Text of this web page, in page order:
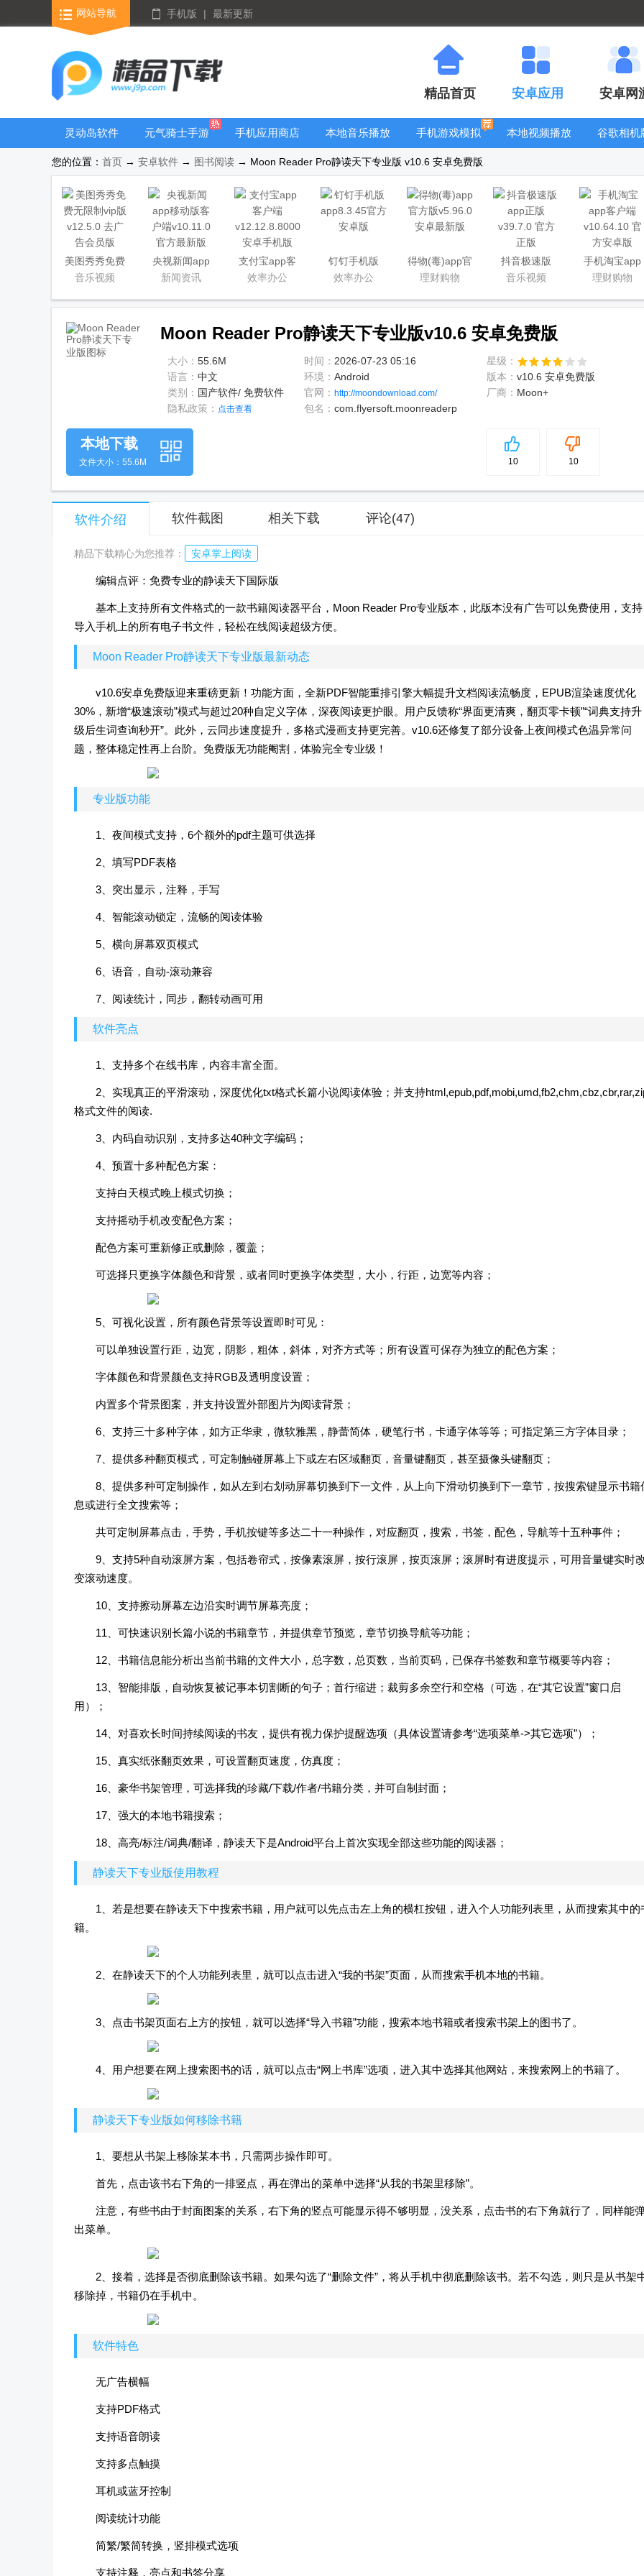
网站导航 手机版 | 最新更新
精品首页 安卓应用 安卓网
灵动岛软件
元气骑士手游
手机应用商店
本地音乐播放
手机游戏模拟
器安卓版合集
本地视频播放
谷歌相机
您的位置： 首页 → 安卓软件 → 图书阅读 → Moon Reader Pro静读天下专业版 v10.6 安卓免费版
美图秀秀免费
无限制vip版
音乐视频
央视新闻app
移动版客户端
新闻资讯
支付宝app客
户端
效率办公
钉钉手机版
app
效率办公
得物(毒)app官
方版
理财购物
抖音极速版
app正版
音乐视频
手机淘宝app
客户端
理财购物
Moon Reader Pro静读天下专业版v10.6 安卓免费版
大小： 55.6M 时间： 2026-07-23 05:16
星级：
语言： 中文 环境： Android 版本： v10.6 安卓免费版
类别： 国产软件/ 免费软件 官网： http://moondownload.com/ 厂商： Moon+
隐私政策： 点击查看 包名： com.flyersoft.moonreaderp
5
10 10
本地下载
文件大小：55.6M
软件介绍 软件截图 相关下载 评论(47)
精品下载精心为您推荐： 安卓掌上阅读
编辑点评：免费专业的静读天下国际版
基本上支持所有文件格式的一款书籍阅读器平台，Moon Reader Pro专业版本，此版本没有广告可以免费使用，支持
导入手机上的所有电子书文件，轻松在线阅读超级方便。
Moon Reader Pro静读天下专业版最新动态
v10.6安卓免费版迎来重磅更新！功能方面，全新PDF智能重排引擎大幅提升文档阅读流畅度，EPUB渲染速度优化
30%，新增“极速滚动”模式与超过20种自定义字体，深夜阅读更护眼。用户反馈称“界面更清爽，翻页零卡顿”“词典支持升
级后生词查询秒开”。此外，云同步速度提升，多格式漫画支持更完善。v10.6还修复了部分设备上夜间模式色温异常问
题，整体稳定性再上台阶。免费版无功能阉割，体验完全专业级！
专业版功能
1、夜间模式支持，6个额外的pdf主题可供选择
2、填写PDF表格
3、突出显示，注释，手写
4、智能滚动锁定，流畅的阅读体验
5、横向屏幕双页模式
6、语音，自动-滚动兼容
7、阅读统计，同步，翻转动画可用
软件亮点
1、支持多个在线书库，内容丰富全面。
2、实现真正的平滑滚动，深度优化txt格式长篇小说阅读体验；并支持
格式文件的阅读.
3、内码自动识别，支持多达40种文字编码；
4、预置十多种配色方案：
支持白天模式晚上模式切换；
支持摇动手机改变配色方案；
配色方案可重新修正或删除，覆盖；
可选择只更换字体颜色和背景，或者同时更换字体类型，大小，行距，边宽等内容；
5、可视化设置，所有颜色背景等设置即时可见：
可以单独设置行距，边宽，阴影，粗体，斜体，对齐方式等；所有设置可保存为独立的配色方案；
字体颜色和背景颜色支持RGB及透明度设置；
内置多个背景图案，并支持设置外部图片为阅读背景；
6、支持三十多种字体，如方正华隶，微软雅黑，静蕾简体，硬笔行书，卡通字体等等；可指定第三方字体目录；
7、提供多种翻页模式，可定制触碰屏幕上下或左右区域翻页，音量键翻页，甚至摄像头键翻页；
8、提供多种可定制操作，如从左到右划动屏幕切换到下一文件，从上向下滑动切换到下一章节，按搜索键显示书籍
息或进行全文搜索等；
共可定制屏幕点击，手势，手机按键等多达二十一种操作，对应翻页，搜索，书签，配色，导航等十五种事件；
9、支持5种自动滚屏方案，包括卷帘式，按像素滚屏，按行滚屏，按页滚屏；滚屏时有进度提示，可用音量键实时
变滚动速度。
10、支持擦动屏幕左边沿实时调节屏幕亮度；
11、可快速识别长篇小说的书籍章节，并提供章节预览，章节切换导航等功能；
12、书籍信息能分析出当前书籍的文件大小，总字数，总页数，当前页码，已保存书签数和章节概要等内容；
13、智能排版，自动恢复被记事本切割断的句子；首行缩进；裁剪多余空行和空格（可选，在“其它设置”窗口启
用）；
14、对喜欢长时间持续阅读的书友，提供有视力保护提醒选项（具体设置请参考“选项菜单->其它选项”）；
15、真实纸张翻页效果，可设置翻页速度，仿真度；
16、豪华书架管理，可选择我的珍藏/下载/作者/书籍分类，并可自制封面；
17、强大的本地书籍搜索；
18、高亮/标注/词典/翻译，静读天下是Android平台上首次实现全部这些功能的阅读器；
静读天下专业版使用教程
1、若是想要在静读天下中搜索书籍，用户就可以先点击左上角的横杠按钮，进入个人功能列表里，从而搜索其中的
籍。
2、在静读天下的个人功能列表里，就可以点击进入“我的书架”页面，从而搜索手机本地的书籍。
3、点击书架页面右上方的按钮，就可以选择“导入书籍”功能，搜索本地书籍或者搜索书架上的图书了。
4、用户想要在网上搜索图书的话，就可以点击“网上书库”选项，进入其中选择其他网站，来搜索网上的书籍了。
静读天下专业版如何移除书籍
1、要想从书架上移除某本书，只需两步操作即可。
首先，点击该书右下角的一排竖点，再在弹出的菜单中选择“从我的书架里移除”。
注意，有些书由于封面图案的关系，右下角的竖点可能显示得不够明显，没关系，点击书的右下角就行了，同样能
出菜单。
2、接着，选择是否彻底删除该书籍。如果勾选了“删除文件”，将从手机中彻底删除该书。若不勾选，则只是从书架
移除掉，书籍仍在手机中。
软件特色
无广告横幅
支持PDF格式
支持语音朗读
支持多点触摸
耳机或蓝牙控制
阅读统计功能
简繁/繁简转换，竖排模式选项
支持注释，亮点和书签分享